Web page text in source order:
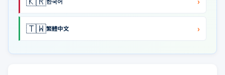
🇹🇼繁體中文 ›